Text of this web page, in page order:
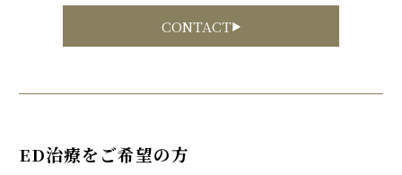
CONTACT
ED治療をご希望の方